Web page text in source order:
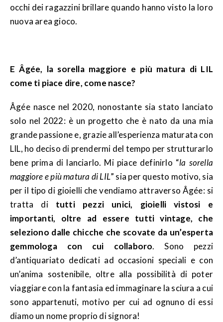
occhi dei ragazzini brillare quando hanno visto la loro
nuova area gioco.
E Âgée, la sorella maggiore e più matura di LIL
come ti piace dire, come nasce?
Âgée nasce nel 2020, nonostante sia stato lanciato
solo nel 2022: è un progetto che è nato da una mia
grande passione e, grazie all’esperienza maturata con
LIL, ho deciso di prendermi del tempo per strutturarlo
bene prima di lanciarlo. Mi piace definirlo “la sorella
maggiore e più matura di LIL” sia per questo motivo, sia
per il tipo di gioielli che vendiamo attraverso Âgée: si
tratta di tutti pezzi unici, gioielli vistosi e
importanti, oltre ad essere tutti vintage, che
seleziono dalle chicche che scovate da un’esperta
gemmologa con cui collaboro. Sono pezzi
d’antiquariato dedicati ad occasioni speciali e con
un’anima sostenibile, oltre alla possibilità di poter
viaggiare con la fantasia ed immaginare la sciura a cui
sono appartenuti, motivo per cui ad ognuno di essi
diamo un nome proprio di signora!